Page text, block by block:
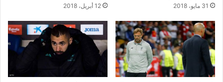
31 مايو، 2018 12 أبريل، 2018